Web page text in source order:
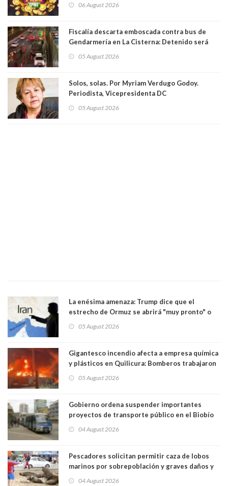
06 August 2026
Fiscalía descarta emboscada contra bus de
Gendarmería en La Cisterna: Detenido será
05 August 2026
Solos, solas. Por Myriam Verdugo Godoy.
Periodista, Vicepresidenta DC
05 August 2026
La enésima amenaza: Trump dice que el
estrecho de Ormuz se abrirá "muy pronto" o
05 August 2026
Gigantesco incendio afecta a empresa química
y plásticos en Quilicura: Bomberos trabajaron
05 August 2026
Gobierno ordena suspender importantes
proyectos de transporte público en el Biobío
04 August 2026
Pescadores solicitan permitir caza de lobos
marinos por sobrepoblación y graves daños y
04 August 2026